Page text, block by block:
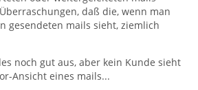
daß die, wenn man
gesendeten mails sieht, ziemlich
noch gut aus, aber kein Kunde sieht
Ansicht eines mails...